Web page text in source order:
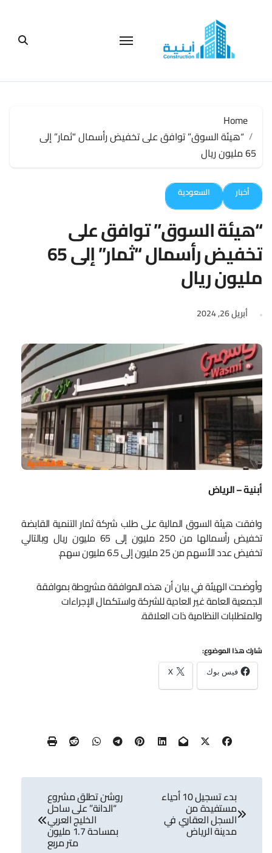
Home
“هيئة السوق” توافق على تخفيض رأسمال “ثمار” إلى
65 مليون ريال
أخبار السعودية
“هيئة السوق” توافق على
تخفيض رأسمال “ثمار” إلى 65
مليون ريال
أبريل 26, 2024
أبنية – الرياض
وافقت هيئة السوق المالية على طلب شركة ثمار التنمية القابضة
تخفيض رأسمالها من 250 مليون إلى 65 مليون ريال وبالتالي
تخفيض عدد الأسهم من 25 مليون إلى 6.5 مليون سهم.
وأوضحت الهيئة في بيان أن هذه الموافقة مشروطة بموافقة
الجمعية العامة غير العادية للشركة واستكمال الإجراءات
والمتطلبات النظامية ذات العلاقة.
شارك هذا الموضوع:
فيس بوك X
تصفّح
المقالات بدء تسجيل 10 أحياء
مستفيدة من
السجل العقاري في
مدينة الرياض
روشن تطلق مشروع
“الدانة” على ساحل
الخليج العربي
بمساحة 1.7 مليون
متر مربع